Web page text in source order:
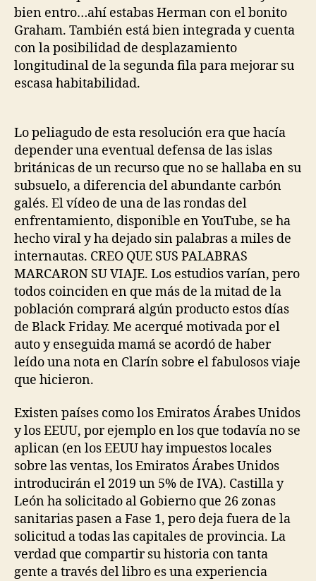
bien entro…ahí estabas Herman con el bonito
Graham. También está bien integrada y cuenta
con la posibilidad de desplazamiento
longitudinal de la segunda fila para mejorar su
escasa habitabilidad.
Lo peliagudo de esta resolución era que hacía
depender una eventual defensa de las islas
británicas de un recurso que no se hallaba en su
subsuelo, a diferencia del abundante carbón
galés. El vídeo de una de las rondas del
enfrentamiento, disponible en YouTube, se ha
hecho viral y ha dejado sin palabras a miles de
internautas. CREO QUE SUS PALABRAS
MARCARON SU VIAJE. Los estudios varían, pero
todos coinciden en que más de la mitad de la
población comprará algún producto estos días
de Black Friday. Me acerqué motivada por el
auto y enseguida mamá se acordó de haber
leído una nota en Clarín sobre el fabulosos viaje
que hicieron.
Existen países como los Emiratos Árabes Unidos
y los EEUU, por ejemplo en los que todavía no se
aplican (en los EEUU hay impuestos locales
sobre las ventas, los Emiratos Árabes Unidos
introducirán el 2019 un 5% de IVA). Castilla y
León ha solicitado al Gobierno que 26 zonas
sanitarias pasen a Fase 1, pero deja fuera de la
solicitud a todas las capitales de provincia. La
verdad que compartir su historia con tanta
gente a través del libro es una experiencia